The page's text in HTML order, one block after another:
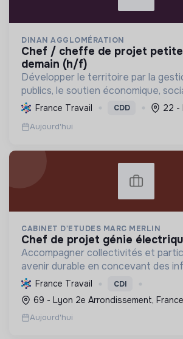
DINAN AGGLOMÉRATION
chef / cheffe de projet petites villes de
demain (h/f)
Développer le territoire par la
publics, le soutien économique,
écologique, et la revitalisation des
meilleure qualité de vie et un avenir
France Travail CDD 22 -
Aujourd'hui
CABINET D'ETUDES MARC MERLIN
chef de projet génie
Accompagner collectivités et
avenir durable en concevant des
et solutions innovantes pour l'eau,
déchets et l'aménagement,
transition ...
France Travail CDI
69 - Lyon 2e Arrondissement, France
Aujourd'hui